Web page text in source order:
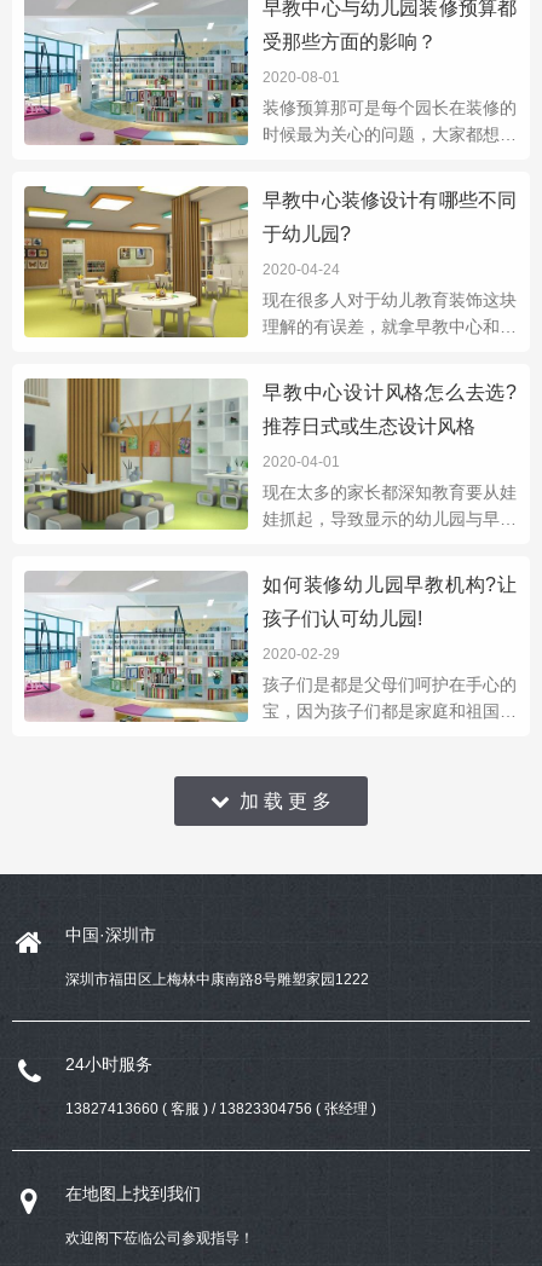
今天就给大家分享关于早教中心装
修介绍与设计要
早教中心与幼儿园装修预算都
受那些方面的影响？
2020-08-01
装修预算那可是每个园长在装修的
时候最为关心的问题，大家都想花
你们不知道什么地方预算的钱该
花，什么地方不该花，不错，今天
大正设计公司
早教中心装修设计有哪些不同
于幼儿园?
2020-04-24
现在很多人对于幼儿教育装饰这块
理解的有误差，就拿早教中心和幼
育孩子的场所？所以非常多的人把
早教中心装修当做幼儿园来装修，
那就有人会
早教中心设计风格怎么去选?
推荐日式或生态设计风格
2020-04-01
现在太多的家长都深知教育要从娃
娃抓起，导致显示的幼儿园与早教
中心都不知道选择什么样的风格
好，要如何选择一个适合自己的风
格呢？下面跟
如何装修幼儿园早教机构?让
孩子们认可幼儿园!
2020-02-29
孩子们是都是父母们呵护在手心的
宝，因为孩子们都是家庭和祖国的
么，什么样的幼儿园早教机构设计
加 载 更 多
中国·深圳市
深圳市福田区上梅林中康南路8号雕塑家园1222
24小时服务
13827413660 ( 客服 ) / 13823304756 ( 张经理 )
在地图上找到我们
欢迎阁下莅临公司参观指导！